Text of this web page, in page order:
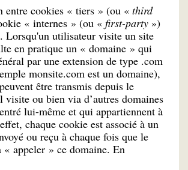
entre cookies « tiers » (ou « third
« internes » (ou « first-party »)
Lorsqu'un utilisateur visite un site
en pratique un « domaine » qui
par une extension de type .com
monsite.com est un domaine),
être transmis depuis le
visite ou bien via d’autres domaines
lui-même et qui appartiennent à
chaque cookie est associé à un
ou reçu à chaque fois que le
« appeler » ce domaine. En